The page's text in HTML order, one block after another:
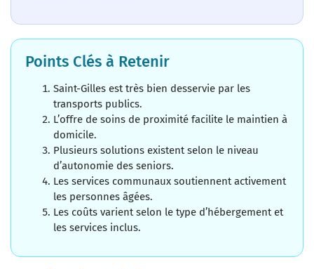
Points Clés à Retenir
Saint-Gilles est très bien desservie par les
transports publics.
L’offre de soins de proximité facilite le maintien à
domicile.
Plusieurs solutions existent selon le niveau
d’autonomie des seniors.
Les services communaux soutiennent activement
les personnes âgées.
Les coûts varient selon le type d’hébergement et
les services inclus.